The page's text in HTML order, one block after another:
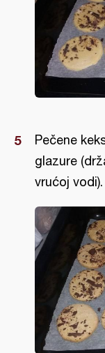
Pečene
glazure
vrućoj vodi).